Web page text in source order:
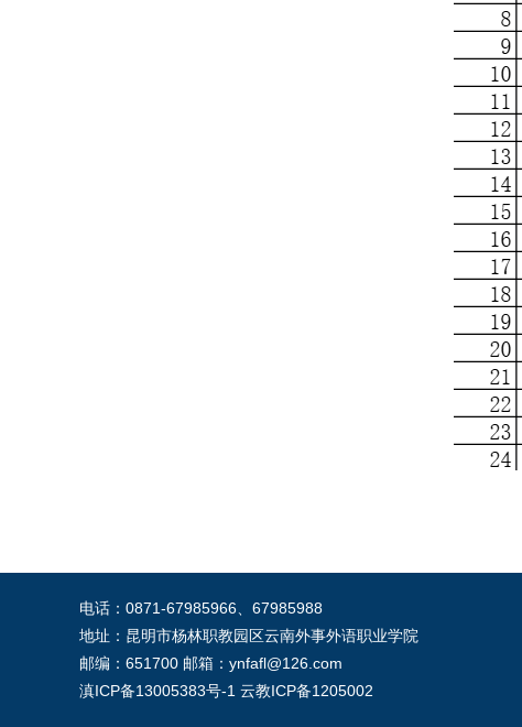
电话：0871-67985966、67985988
地址：昆明市杨林职教园区云南外事外语职业学院
邮编：651700 邮箱：ynfafl@126.com
滇ICP备13005383号-1 云教ICP备1205002